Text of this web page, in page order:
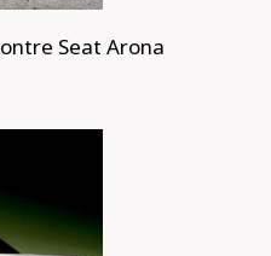
Seat Arona